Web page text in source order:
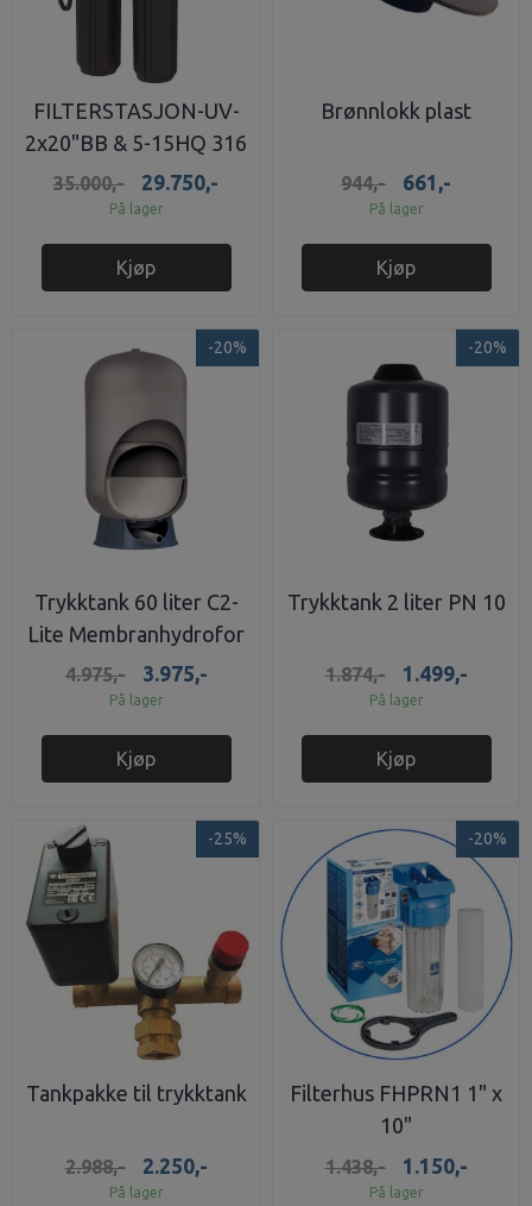
FILTERSTASJON-UV-
2x20"BB & 5-15HQ 316
35.000,- 29.750,-
På lager
Kjøp
Brønnlokk plast
944,- 661,-
På lager
Kjøp
-20%
Trykktank 60 liter C2-
Lite Membranhydrofor
8,6 bar
4.975,- 3.975,-
På lager
Kjøp
-20%
Trykktank 2 liter PN 10
1.874,- 1.499,-
På lager
Kjøp
-25%
Tankpakke til trykktank
2.988,- 2.250,-
På lager
-20%
Filterhus FHPRN1 1" x
10"
1.438,- 1.150,-
På lager